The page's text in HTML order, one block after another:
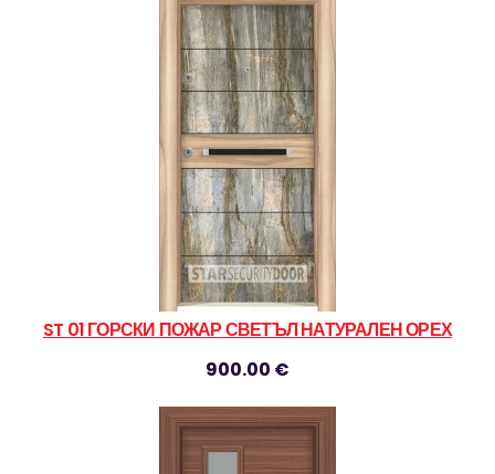
ST 01 ГОРСКИ ПОЖАР СВЕТЪЛ НАТУРАЛЕН ОРЕХ
900.00 €